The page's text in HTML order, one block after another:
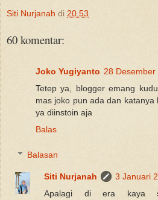
Siti Nurjanah di 20.53
60 komentar:
Joko Yugiyanto 28
Tetep ya, blogger emang
mas joko pun ada dan
ya diinstoin aja
Balas
Balasan
Siti Nurjanah
3 Januari
Apalagi di era kaya